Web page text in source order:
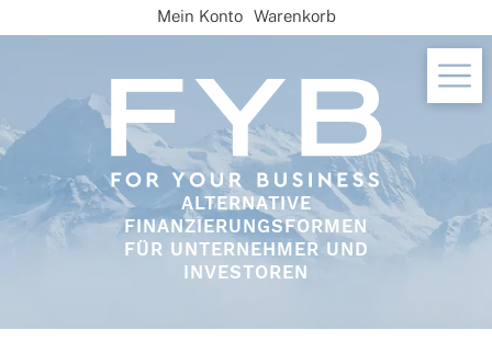
to
ALTERNATIVE
FINANZIERUNGSFORMEN
FÜR UNTERNEHMER UND
INVESTOREN
Mein Konto Warenkorb